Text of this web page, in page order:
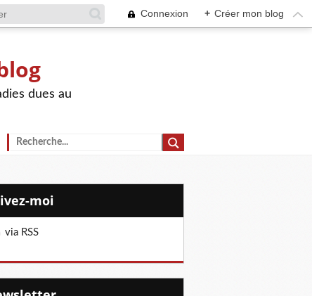
Connexion + Créer mon blog
dues au
moi
via RSS